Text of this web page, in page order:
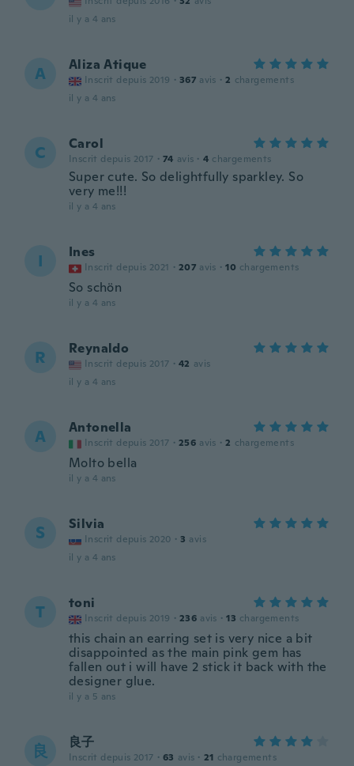
il y a 4 ans
A Aliza Atique
Inscrit depuis 2019 · 367 avis · 2 chargements
il y a 4 ans
C Carol
Inscrit depuis 2017 · 74 avis · 4 chargements
Super cute. So delightfully sparkley. So
very me!!!
il y a 4 ans
I Ines
Inscrit depuis 2021 · 207 avis · 10 chargements
So schön
il y a 4 ans
R Reynaldo
Inscrit depuis 2017 · 42 avis
il y a 4 ans
A Antonella
Inscrit depuis 2017 · 256 avis · 2 chargements
Molto bella
il y a 4 ans
S Silvia
Inscrit depuis 2020 · 3 avis
il y a 4 ans
T toni
Inscrit depuis 2019 · 236 avis · 13 chargements
this chain an earring set is very nice a bit
disappointed as the main pink gem has
fallen out i will have 2 stick it back with the
designer glue.
il y a 5 ans
良 良子
Inscrit depuis 2017 · 63 avis · 21 chargements